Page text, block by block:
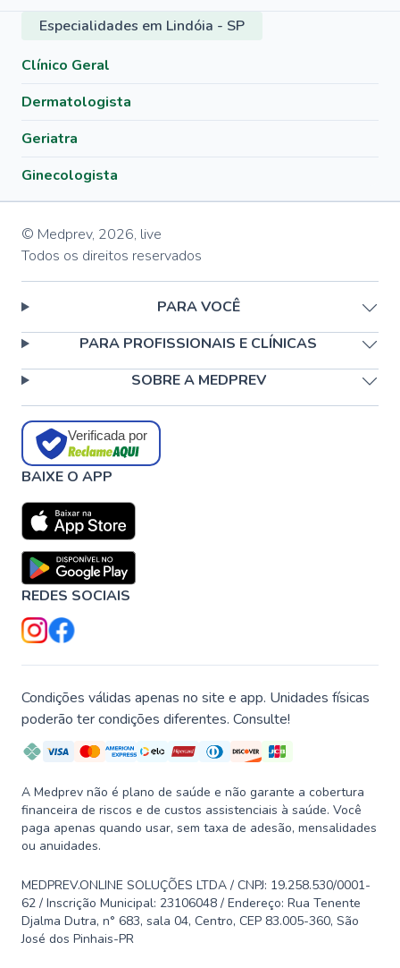
Especialidades em Lindóia - SP
Clínico Geral
Dermatologista
Geriatra
Ginecologista
© Medprev, 2026, live
Todos os direitos reservados
PARA VOCÊ
PARA PROFISSIONAIS E CLÍNICAS
SOBRE A MEDPREV
Verificada por
BAIXE O APP
REDES SOCIAIS
Condições válidas apenas no site e app. Unidades físicas
poderão ter condições diferentes. Consulte!
A Medprev não é plano de saúde e não garante a cobertura
financeira de riscos e de custos assistenciais à saúde. Você
paga apenas quando usar, sem taxa de adesão, mensalidades
ou anuidades.
MEDPREV.ONLINE SOLUÇÕES LTDA / CNPJ: 19.258.530/0001-
62 / Inscrição Municipal: 23106048 / Endereço: Rua Tenente
Djalma Dutra, n° 683, sala 04, Centro, CEP 83.005-360, São
José dos Pinhais-PR